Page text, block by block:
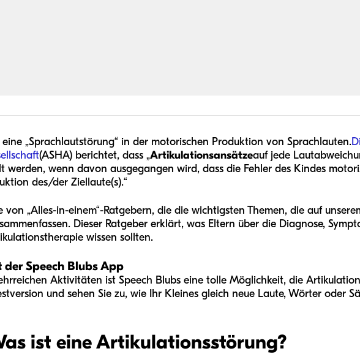
„Sprachlautstörung“ in der motorischen Produktion von Sprachlauten.
(ASHA) berichtet, dass „Artikulationsansätzeauf jede
werden, wenn davon ausgegangen wird, dass die Fehler des Kindes
des/der Ziellaute(s).“
von „Alles-in-einem“-Ratgebern, die die wichtigsten Themen, die auf
Dieser Ratgeber erklärt, was Eltern über die Diagnose,
wissen sollten.
Speech Blubs App
Aktivitäten ist Speech Blubs eine tolle Möglichkeit, die
und sehen Sie zu, wie Ihr Kleines gleich neue Laute, Wörter oder
ist eine Artikulationsstörung?